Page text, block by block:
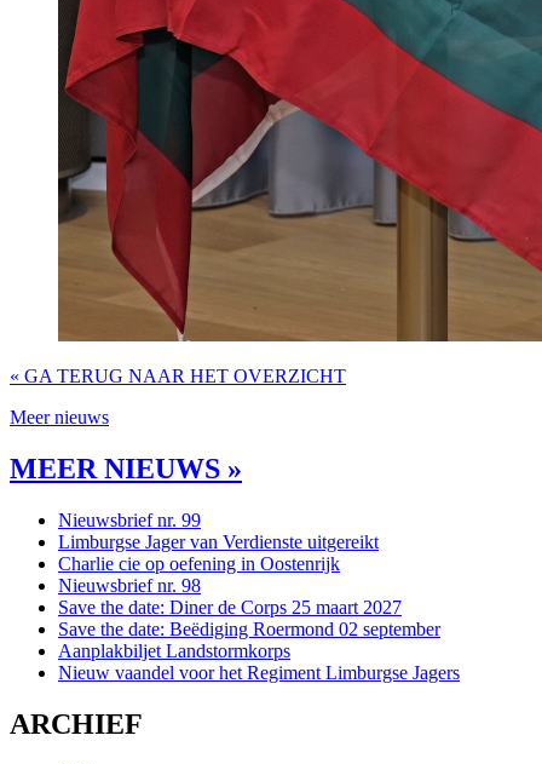
« GA TERUG NAAR HET OVERZICHT
Meer nieuws
MEER NIEUWS »
Nieuwsbrief nr. 99
Limburgse Jager van Verdienste uitgereikt
Charlie cie op oefening in Oostenrijk
Nieuwsbrief nr. 98
Save the date: Diner de Corps 25 maart 2027
Save the date: Beëdiging Roermond 02 september
Aanplakbiljet Landstormkorps
Nieuw vaandel voor het Regiment Limburgse Jagers
ARCHIEF